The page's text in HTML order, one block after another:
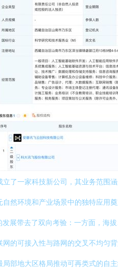
了一家科技新公司，其业务范
然环境和产业场景中的独特应用
展带去了双向考验：一方面，
的可接入性与路网的交叉不均
部地大区格局推动可再类式的